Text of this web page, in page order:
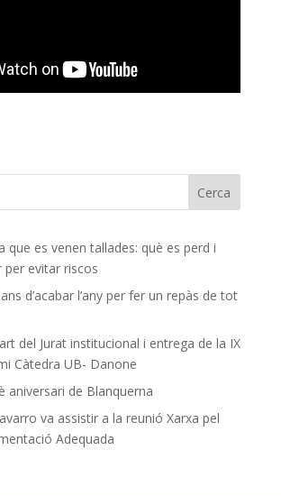
que es venen tallades: què es perd i
per evitar riscos
d’acabar l’any per fer un repàs de tot
del Jurat institucional i entrega de la IX
Càtedra UB- Danone
aniversari de Blanquerna
va assistir a la reunió Xarxa pel
Adequada